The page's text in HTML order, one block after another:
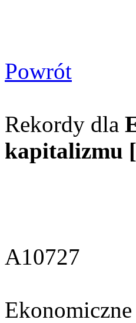
Powrót
Rekordy dla
kapitalizmu
A10727